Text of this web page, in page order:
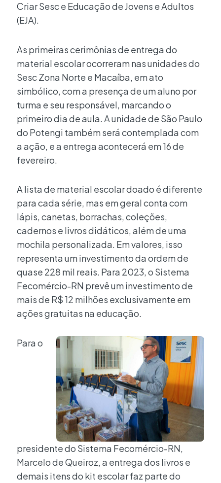
Criar Sesc e Educação de Jovens e Adultos
(EJA).
As primeiras cerimônias de entrega do
material escolar ocorreram nas unidades do
Sesc Zona Norte e Macaíba, em ato
simbólico, com a presença de um aluno por
turma e seu responsável, marcando o
primeiro dia de aula. A unidade de São Paulo
do Potengi também será contemplada com
a ação, e a entrega acontecerá em 16 de
fevereiro.
A lista de material escolar doado é diferente
para cada série, mas em geral conta com
lápis, canetas, borrachas, coleções,
cadernos e livros didáticos, além de uma
mochila personalizada. Em valores, isso
representa um investimento da ordem de
quase 228 mil reais. Para 2023, o Sistema
Fecomércio-RN prevê um investimento de
mais de R$ 12 milhões exclusivamente em
ações gratuitas na educação.
Para o
presidente do Sistema Fecomércio-RN,
Marcelo de Queiroz, a entrega dos livros e
demais itens do kit escolar faz parte do